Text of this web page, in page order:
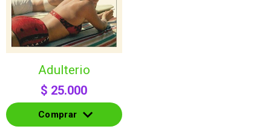
adulterio
$ 25.000
Comprar